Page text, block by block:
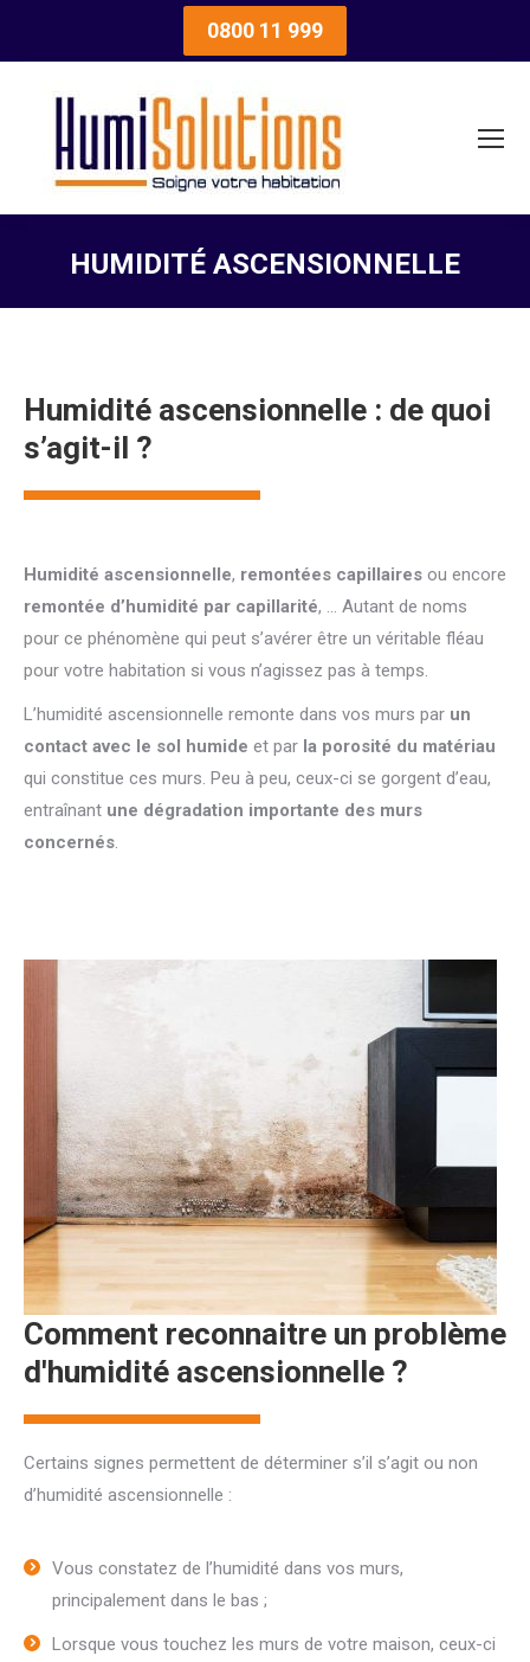
0800 11 999
HUMIDITÉ ASCENSIONNELLE
Humidité ascensionnelle : de quoi
s’agit-il ?
Humidité ascensionnelle, remontées capillaires ou encore
remontée d’humidité par capillarité, … Autant de noms
pour ce phénomène qui peut s’avérer être un véritable fléau
pour votre habitation si vous n’agissez pas à temps.
L’humidité ascensionnelle remonte dans vos murs par un
contact avec le sol humide et par la porosité du matériau
qui constitue ces murs. Peu à peu, ceux-ci se gorgent d’eau,
entraînant une dégradation importante des murs
concernés.
Comment reconnaitre un problème
d'humidité ascensionnelle ?
Certains signes permettent de déterminer s’il s’agit ou non
d’humidité ascensionnelle :
Vous constatez de l’humidité dans vos murs,
principalement dans le bas ;
Lorsque vous touchez les murs de votre maison, ceux-ci